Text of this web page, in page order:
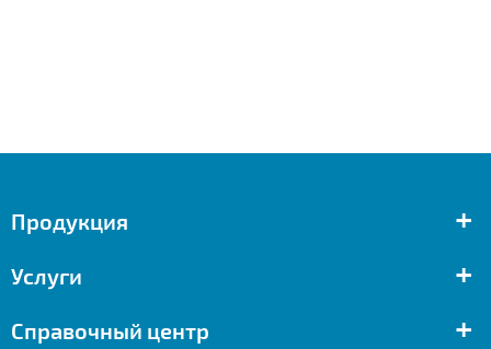
Продукция +
Услуги +
Справочный центр +